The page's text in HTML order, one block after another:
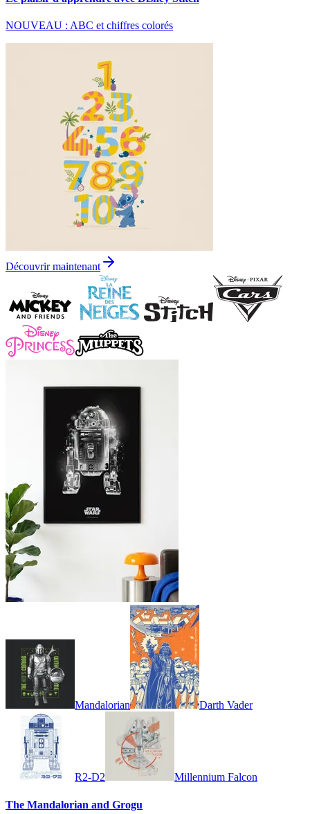
NOUVEAU : ABC et chiffres colorés
Découvrir maintenant
Mandalorian Darth Vader
R2-D2 Millennium Falcon
The Mandalorian and Grogu